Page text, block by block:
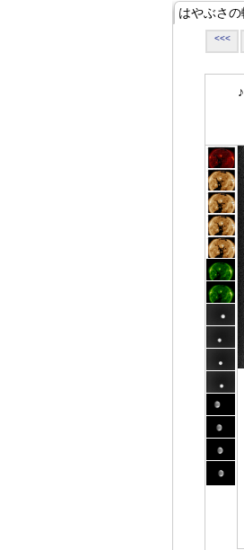
はやぶさ
<<<